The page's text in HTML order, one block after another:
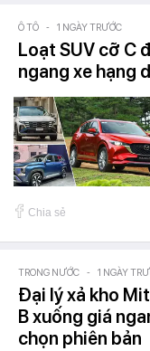
Ô TÔ - 1 NGÀY TRƯỚC
Loạt SUV cỡ C
ngang xe hạng
Chia sẻ
TRONG NƯỚC - 1 NGÀY
Đại lý xả kho
B xuống giá
chọn phiên bản